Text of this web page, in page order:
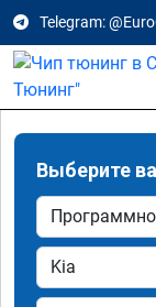
Telegram:
Выберите